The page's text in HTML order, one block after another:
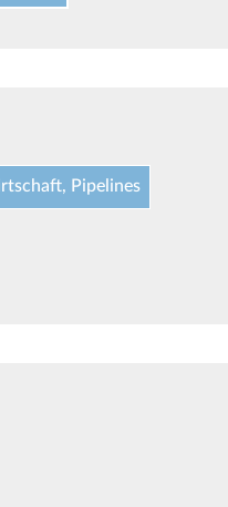
Pipelines